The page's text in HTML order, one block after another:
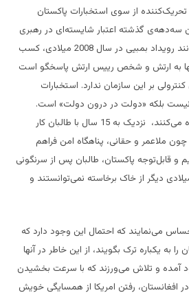
از سوی استخبارات پاکستان
سه‌دهه‌ی گذشته اعتبار شایسته‌ای در رهبری
نقشه‌های ترور و تخریب، همانند رویداد بمبیی در سال 2008 میلادی، کسب
به ارتش و شخص رییس ارتش پاسخگو است
بر این سازمان ندارد. استخبارات
بلکه «دولت در درون دولت» است.
جنرال‌هایی که آی‌اس‌آی را اداره می‌کنند، نزدیک به 15 سال با طالبان کار
چون ملاعمر و حقانی، پناهگاه امن فراهم
قابل‌توجه پاکستان، طالبان پس از سرنگونی
شان در سال 2001 میلادی دیگر از خاک برخاسته نمی‌توانستند و
می‌نمایند که احتمال این وجود دارد که
را به یکباره ترک بگویند، از این خاطر در آنها
آمده و تلاش می‌ورزند که با سرعت بخشیدن
افغانستان، رفتن امریکا از همسایگی خویش